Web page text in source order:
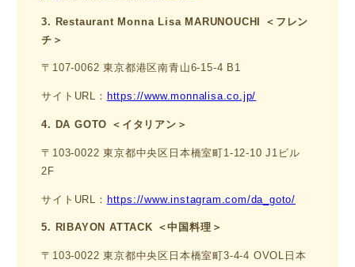
3. Restaurant Monna Lisa MARUNOUCHI ＜フレン
チ＞
〒107-0062 東京都港区南青山6-15-4 B1
サイトURL： https://www.monnalisa.co.jp/
4. DA GOTO ＜イタリアン＞
〒103-0022 東京都中央区日本橋室町1-12-10 J1ビル
2F
サイトURL： https://www.instagram.com/da_goto/
5. RIBAYON ATTACK ＜中国料理＞
〒103-0022 東京都中央区日本橋室町3-4-4 OVOL日本